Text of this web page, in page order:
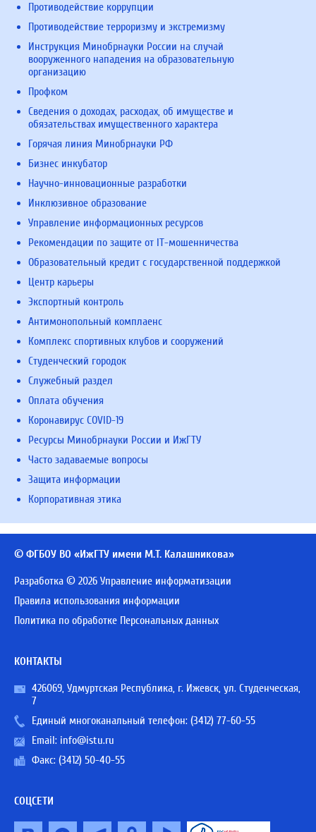
Противодействие коррупции
Противодействие терроризму и экстремизму
Инструкция Минобрнауки России на случай
вооруженного нападения на образовательную
организацию
Профком
Сведения о доходах, расходах, об имуществе и
обязательствах имущественного характера
Горячая линия Минобрнауки РФ
Бизнес инкубатор
Научно-инновационные разработки
Инклюзивное образование
Управление информационных ресурсов
Рекомендации по защите от IT-мошенничества
Образовательный кредит с государственной поддержкой
Центр карьеры
Экспортный контроль
Антимонопольный комплаенс
Комплекс спортивных клубов и сооружений
Студенческий городок
Служебный раздел
Оплата обучения
Коронавирус COVID-19
Ресурсы Минобрнауки России и ИжГТУ
Часто задаваемые вопросы
Защита информации
Корпоративная этика
© ФГБОУ ВО «ИжГТУ имени М.Т. Калашникова»
Разработка © 2026 Управление информатизации
Правила использования информации
Политика по обработке Персональных данных
КОНТАКТЫ
426069, Удмуртская Республика, г. Ижевск, ул. Студенческая,
7
Единый многоканальный телефон: (3412) 77-60-55
Email: info@istu.ru
Факс: (3412) 50-40-55
СОЦСЕТИ